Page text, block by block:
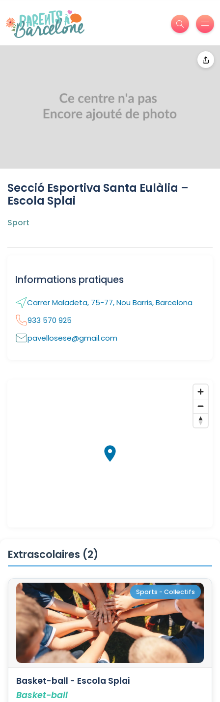
Secció Esportiva Santa Eulàlia –
Escola Splai
Sport
Informations pratiques
Carrer Maladeta, 75-77, Nou Barris, Barcelona
933 570 925
pavellosese@gmail.com
Extrascolaires (2)
Sports - Collectifs
Basket-ball - Escola Splai
Basket-ball